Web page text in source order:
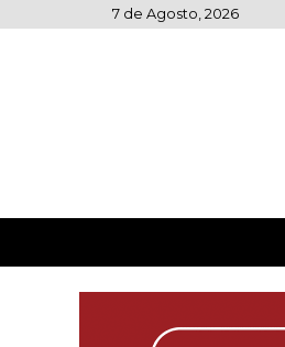
to
7 de Agosto, 2026